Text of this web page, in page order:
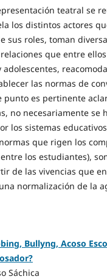
teatral se
los distintos actores
sus roles, toman
que entre
las normas de
punto es pertinente
no necesariamente se
los sistemas
que rigen los
los estudiantes),
de las vivencias que
normalización de la
Bullyng, Acoso
Sáchica